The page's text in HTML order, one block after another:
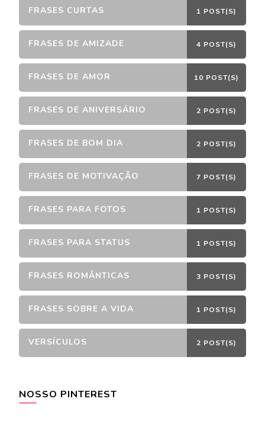
FRASES CURTAS 1 POST(S)
FRASES DE AMIZADE 4 POST(S)
FRASES DE AMOR 10 POST(S)
FRASES DE ANIVERSÁRIO 2 POST(S)
FRASES DE BOM DIA 2 POST(S)
FRASES DE MOTIVAÇÃO 7 POST(S)
FRASES PARA FOTOS 1 POST(S)
FRASES PARA STATUS 1 POST(S)
FRASES ROMÂNTICAS 3 POST(S)
FRASES SOBRE A VIDA 1 POST(S)
VERSÍCULOS 2 POST(S)
NOSSO PINTEREST